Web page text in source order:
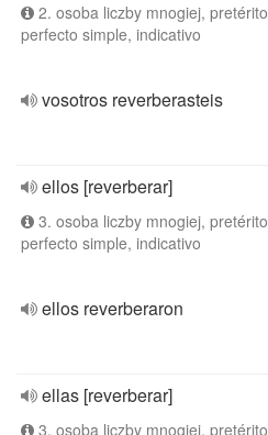
2. osoba liczby mnogiej, pretérito
perfecto simple, indicativo
vosotros reverberasteis
ellos [reverberar]
3. osoba liczby mnogiej, pretérito
perfecto simple, indicativo
ellos reverberaron
ellas [reverberar]
3. osoba liczby mnogiej, pretérito